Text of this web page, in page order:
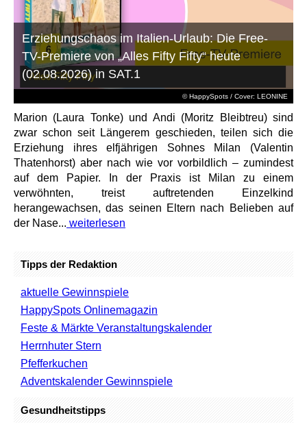
© HappySpots / Cover: LEONINE
Erziehungschaos im Italien-Urlaub: Die Free-
TV-Premiere von „Alles Fifty Fifty“ heute
(02.08.2026) in SAT.1
Marion (Laura Tonke) und Andi (Moritz Bleibtreu) sind
zwar schon seit Längerem geschieden, teilen sich die
Erziehung ihres elfjährigen Sohnes Milan (Valentin
Thatenhorst) aber nach wie vor vorbildlich – zumindest
auf dem Papier. In der Praxis ist Milan zu einem
verwöhnten, treist auftretenden Einzelkind
herangewachsen, das seinen Eltern nach Belieben auf
der Nase... weiterlesen
Tipps der Redaktion
aktuelle Gewinnspiele
HappySpots Onlinemagazin
Feste & Märkte Veranstaltungskalender
Herrnhuter Stern
Pfefferkuchen
Adventskalender Gewinnspiele
Gesundheitstipps